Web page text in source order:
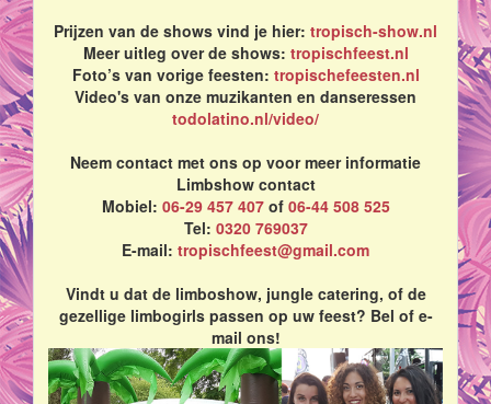
Prijzen van de shows vind je hier: tropisch-show.nl
Meer uitleg over de shows: tropischfeest.nl
Foto’s van vorige feesten: tropischefeesten.nl
Video's van onze muzikanten en danseressen
todolatino.nl/video/
Neem contact met ons op voor meer informatie
Limbshow contact
Mobiel: 06-29 457 407of 06-44 508 525
Tel: 0320 769037
E-mail: tropischfeest@gmail.com
Vindt u dat de limboshow, jungle catering, of de
gezellige limbogirls passen op uw feest? Bel of e-
mail ons!